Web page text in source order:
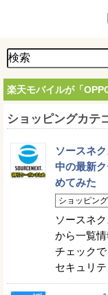
楽天モバイルが「
ショッピングカテ
ソースネ
中の最新
めてみた
ショッピング
ソースネ
から一覧
チェック
セキュリ